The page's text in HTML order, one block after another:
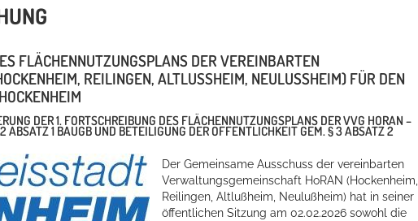
FLÄCHENNUTZUNGSPLANS DER VEREINBARTEN
REILINGEN, ALTLUSSHEIM, NEULUSSHEIM) FÜR DEN BE
DER 1. FORTSCHREIBUNG DES FLÄCHENNUTZUNGSPLANS DER VVG HORAN –
1 BAUGB UND BETEILIGUNG DER ÖFFENTLICHKEIT GEM. § 3 ABSATZ 2
Der Gemeinsame Ausschuss der vereinbarten
Verwaltungsgemeinschaft HoRAN (Hockenheim,
Reilingen, Altlußheim, Neulußheim) hat in seiner
öffentlichen Sitzung am 02.02.2026 sowohl die